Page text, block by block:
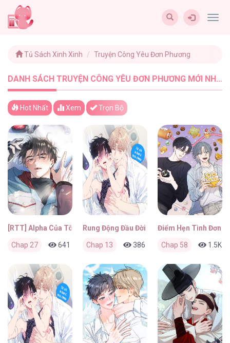
Tủ Sách Xinh Xinh Truyện Công Yêu Đơn Phương
DANH SÁCH TRUYỆN CÔNG YÊU ĐƠN PHƯƠNG MỚI NHẤT - TUSACHXINHXINH (9)
Hot Nhất Xem Trọn Bộ
[RTT] Alpha Của Tôi
Chap 27 641 0 4 ngày trước
Rung Động Đầu Đời
Chap 13 386 0 1 tuần trước
Điểm Hẹn Tình Đơn
Chap 58 1.5K